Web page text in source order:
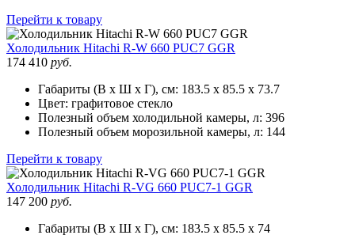
Перейти к товару
Холодильник Hitachi R-W 660 PUC7 GGR
174 410 руб.
Габариты (В х Ш х Г), см: 183.5 х 85.5 х 73.7
Цвет: графитовое стекло
Полезный объем холодильной камеры, л: 396
Полезный объем морозильной камеры, л: 144
Перейти к товару
Холодильник Hitachi R-VG 660 PUC7-1 GGR
147 200 руб.
Габариты (В х Ш х Г), см: 183.5 х 85.5 х 74